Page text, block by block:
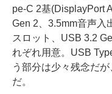
pe-C 2基(DisplayPort
Gen 2、3.5mm音声入
スロット、USB 3.2
れぞれ用意。USB
う部分は少々残念だ
だ。